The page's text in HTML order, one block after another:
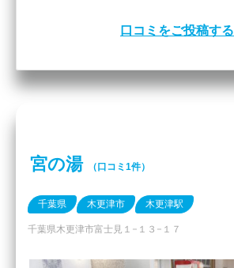
口コミをご投稿する
宮の湯 （口コミ1件）
千葉県 木更津市 木更津駅
千葉県木更津市富士見１−１３−１７